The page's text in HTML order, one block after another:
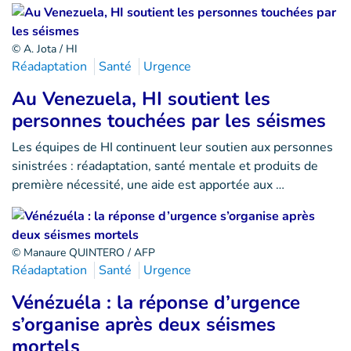
© A. Jota / HI
Réadaptation Santé Urgence
Au Venezuela, HI soutient les
personnes touchées par les séismes
Les équipes de HI continuent leur soutien aux personnes
sinistrées : réadaptation, santé mentale et produits de
première nécessité, une aide est apportée aux …
© Manaure QUINTERO / AFP
Réadaptation Santé Urgence
Vénézuéla : la réponse d’urgence
s’organise après deux séismes